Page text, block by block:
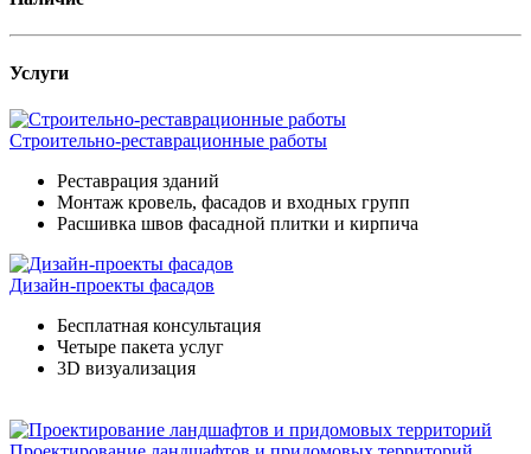
Услуги
Строительно-реставрационные работы
Реставрация зданий
Монтаж кровель, фасадов и входных групп
Расшивка швов фасадной плитки и кирпича
Дизайн-проекты фасадов
Бесплатная консультация
Четыре пакета услуг
3D визуализация